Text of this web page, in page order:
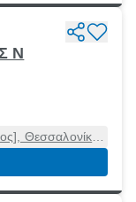
Ν
Θεσσαλονίκη,